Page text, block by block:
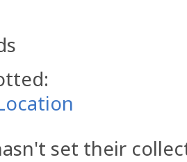
set their